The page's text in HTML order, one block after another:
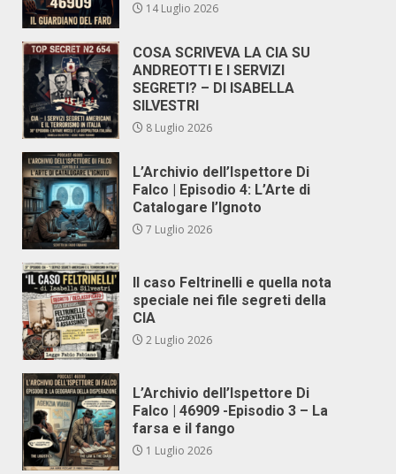
14 Luglio 2026
COSA SCRIVEVA LA CIA SU
ANDREOTTI E I SERVIZI
SEGRETI? – DI ISABELLA
SILVESTRI
8 Luglio 2026
L’Archivio dell’Ispettore Di
Falco | Episodio 4: L’Arte di
Catalogare l’Ignoto
7 Luglio 2026
Il caso Feltrinelli e quella nota
speciale nei file segreti della
CIA
2 Luglio 2026
L’Archivio dell’Ispettore Di
Falco | 46909 -Episodio 3 – La
farsa e il fango
1 Luglio 2026